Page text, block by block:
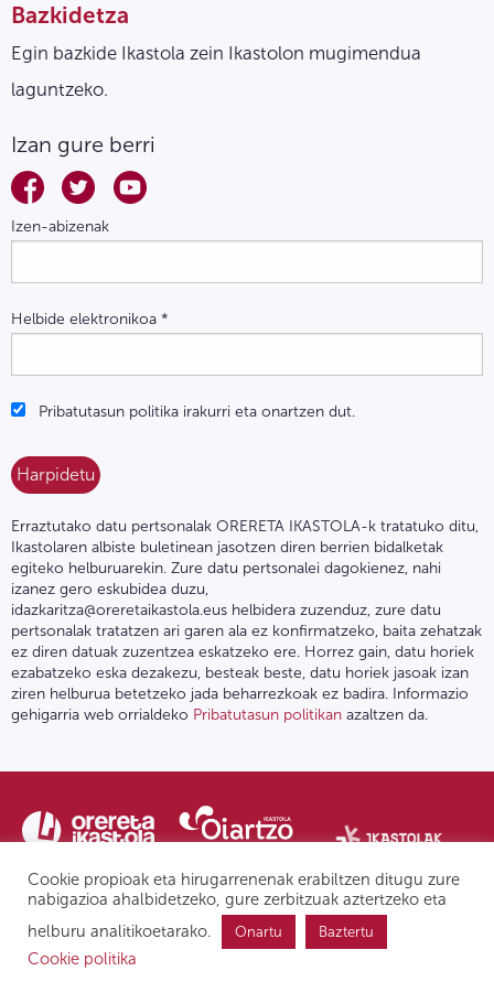
Bazkidetza
Egin bazkide Ikastola zein Ikastolon mugimendua
laguntzeko.
Izan gure berri
Izen-abizenak
Helbide elektronikoa *
Pribatutasun politika irakurri eta onartzen dut.
Erraztutako datu pertsonalak ORERETA IKASTOLA-k tratatuko ditu,
Ikastolaren albiste buletinean jasotzen diren berrien bidalketak
egiteko helburuarekin. Zure datu pertsonalei dagokienez, nahi
izanez gero eskubidea duzu,
idazkaritza@oreretaikastola.eus helbidera zuzenduz, zure datu
pertsonalak tratatzen ari garen ala ez konfirmatzeko, baita zehatzak
ez diren datuak zuzentzea eskatzeko ere. Horrez gain, datu horiek
ezabatzeko eska dezakezu, besteak beste, datu horiek jasoak izan
ziren helburua betetzeko jada beharrezkoak ez badira. Informazio
gehigarria web orrialdeko Pribatutasun politikan azaltzen da.
Pribatutasun politika | Lege oharra Postontzi etikoa
Cookie propioak eta hirugarrenenak erabiltzen ditugu zure
nabigazioa ahalbidetzeko, gure zerbitzuak aztertzeko eta
helburu analitikoetarako.
Onartu Baztertu
Cookie politika